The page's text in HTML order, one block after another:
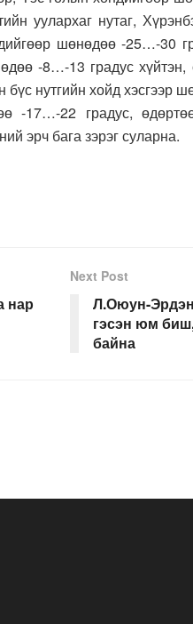
уулархаг нутаг,
шөнөдөө -25…-30
-8…-13 градус
нутгийн хойд хэсгээр
-17…-22 градус,
эрч бага зэрэг суларна.
нар
Next Post
Л.Оюун-
гэсэн юм
байна